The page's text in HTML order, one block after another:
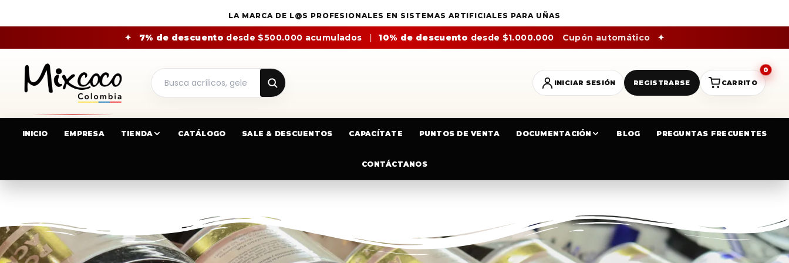
LA MARCA DE L@S PROFESIONALES EN SISTEMAS ARTIFICIALES PARA UÑAS
✦ 7% de descuento desde $500.000 acumulados | 10% de descuento desde $1.000.000 Cupón automático ✦
INICIAR SESIÓN REGISTRARSE
0
CARRITO
INICIO EMPRESA TIENDA CATÁLOGO SALE & DESCUENTOS CAPACÍTATE PUNTOS DE VENTA DOCUMENTACIÓN BLOG PREGUNTAS FRECUENTES
CONTÁCTANOS